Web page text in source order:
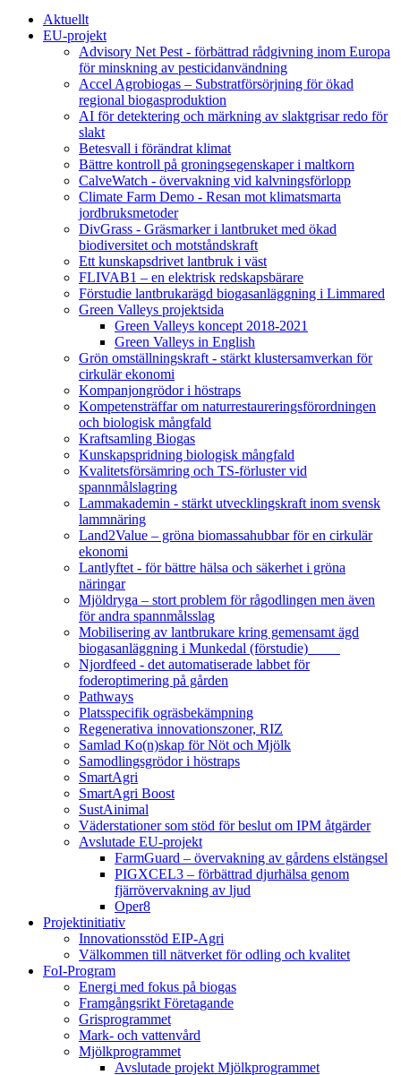
Aktuellt
EU-projekt
Advisory Net Pest - förbättrad rådgivning inom Europa
för minskning av pesticidanvändning
Accel Agrobiogas – Substratförsörjning för ökad
regional biogasproduktion
AI för detektering och märkning av slaktgrisar redo för
slakt
Betesvall i förändrat klimat
Bättre kontroll på groningsegenskaper i maltkorn
CalveWatch - övervakning vid kalvningsförlopp
Climate Farm Demo - Resan mot klimatsmarta
jordbruksmetoder
DivGrass - Gräsmarker i lantbruket med ökad
biodiversitet och motståndskraft
Ett kunskapsdrivet lantbruk i väst
FLIVAB1 – en elektrisk redskapsbärare
Förstudie lantbrukarägd biogasanläggning i Limmared
Green Valleys projektsida
Green Valleys koncept 2018-2021
Green Valleys in English
Grön omställningskraft - stärkt klustersamverkan för
cirkulär ekonomi
Kompanjongrödor i höstraps
Kompetensträffar om naturrestaureringsförordningen
och biologisk mångfald
Kraftsamling Biogas
Kunskapspridning biologisk mångfald
Kvalitetsförsämring och TS-förluster vid
spannmålslagring
Lammakademin - stärkt utvecklingskraft inom svensk
lammnäring
Land2Value – gröna biomassahubbar för en cirkulär
ekonomi
Lantlyftet - för bättre hälsa och säkerhet i gröna
näringar
Mjöldryga – stort problem för rågodlingen men även
för andra spannmålsslag
Mobilisering av lantbrukare kring gemensamt ägd
biogasanläggning i Munkedal (förstudie)
Njordfeed - det automatiserade labbet för
foderoptimering på gården
Pathways
Platsspecifik ogräsbekämpning
Regenerativa innovationszoner, RIZ
Samlad Ko(n)skap för Nöt och Mjölk
Samodlingsgrödor i höstraps
SmartAgri
SmartAgri Boost
SustAinimal
Väderstationer som stöd för beslut om IPM åtgärder
Avslutade EU-projekt
FarmGuard – övervakning av gårdens elstängsel
PIGXCEL3 – förbättrad djurhälsa genom
fjärrövervakning av ljud
Oper8
Projektinitiativ
Innovationsstöd EIP-Agri
Välkommen till nätverket för odling och kvalitet
FoI-Program
Energi med fokus på biogas
Framgångsrikt Företagande
Grisprogrammet
Mark- och vattenvård
Mjölkprogrammet
Avslutade projekt Mjölkprogrammet